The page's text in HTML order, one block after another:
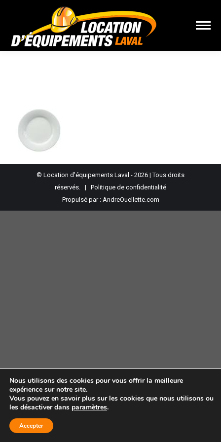
© Location d'équipements Laval - 2026 | Tous droits
réservés. | Politique de confidentialité
Propulsé par : AndreOuellette.com
Nous utilisons des cookies pour vous offrir la meilleure
expérience sur notre site.
Vous pouvez en savoir plus sur les cookies que nous utilisons ou
les désactiver dans paramètres.
Accepter